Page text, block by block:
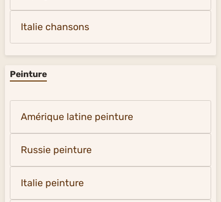
Italie chansons
Peinture
Amérique latine peinture
Russie peinture
Italie peinture